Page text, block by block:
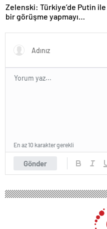
Zelenski: Türkiye’de Putin ile
bir görüşme yapmayı
Gönder
En az 10 karakter gerekli